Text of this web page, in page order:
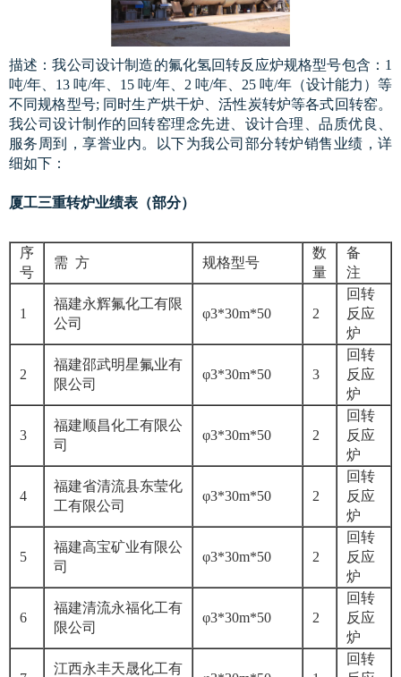
描述：我公司设计制造的氟化氢回转反应炉规格型号包含：1
吨/年、13 吨/年、15 吨/年、2 吨/年、25 吨/年（设计能力）等
不同规格型号; 同时生产烘干炉、活性炭转炉等各式回转窑。
我公司设计制作的回转窑理念先进、设计合理、品质优良、
服务周到，享誉业内。以下为我公司部分转炉销售业绩，详
细如下：
厦工三重转炉业绩表（部分）
序
号
需 方 规格型号
数
量
备
注
1
福建永辉氟化工有限
公司
φ3*30m*50 2
回转
反应
炉
2
福建邵武明星氟业有
限公司
φ3*30m*50 3
回转
反应
炉
3
福建顺昌化工有限公
司
φ3*30m*50 2
回转
反应
炉
4
福建省清流县东莹化
工有限公司
φ3*30m*50 2
回转
反应
炉
5
福建高宝矿业有限公
司
φ3*30m*50 2
回转
反应
炉
6
福建清流永福化工有
限公司
φ3*30m*50 2
回转
反应
炉
江西永丰天晟化工有
回转